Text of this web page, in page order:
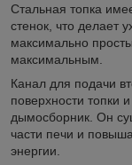
Стальная топка
стенок, что делает
максимально
максимальным.
Канал для подачи
поверхности топки
дымосборник. Он
части печи и
энергии.